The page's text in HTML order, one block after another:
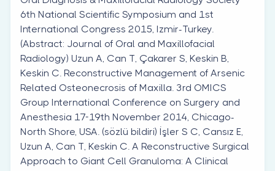
6th National Scientific Symposium and 1st
International Congress 2015, Izmir-Turkey.
(Abstract: Journal of Oral and Maxillofacial
Radiology) Uzun A, Can T, Çakarer S, Keskin B,
Keskin C. Reconstructive Management of Arsenic
Related Osteonecrosis of Maxilla. 3rd OMICS
Group International Conference on Surgery and
Anesthesia 17-19th November 2014, Chicago-
North Shore, USA. (sözlü bildiri) İşler S C, Cansız E,
Uzun A, Can T, Keskin C. A Reconstructive Surgical
Approach to Giant Cell Granuloma: A Clinical